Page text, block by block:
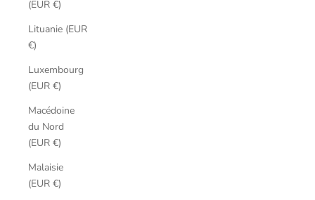
(EUR €)
Lituanie (EUR
€)
Luxembourg
(EUR €)
Macédoine
du Nord
(EUR €)
Malaisie
(EUR €)